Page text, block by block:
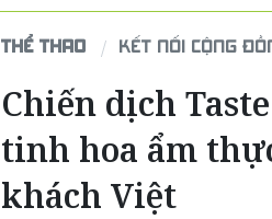
THỂ THAO KẾT NỐI CỘNG
Chiến dịch
tinh hoa ẩm
khách Việt